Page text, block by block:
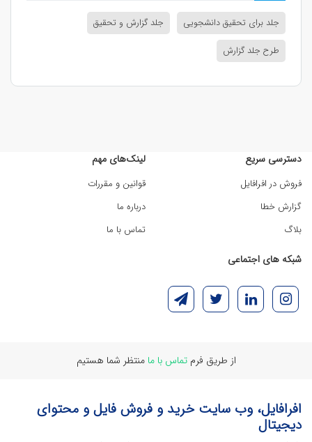
جلد برای تحقیق دانشجویی
جلد گزارش و تحقیق
طرح جلد گزارش
دسترسی سریع
فروش در افرافایل
گزارش خطا
بلاگ
لینک‌های مهم
قوانین و مقررات
درباره ما
تماس با ما
شبکه های اجتماعی
از طریق فرمتماس با ما منتظر شما هستیم
افرافایل، وب سایت خرید و فروش فایل و محتوای
دیجیتال